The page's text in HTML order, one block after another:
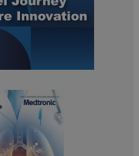
Microsoft Corporation